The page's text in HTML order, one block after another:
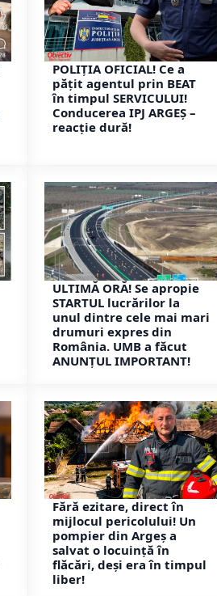
POLIȚIA OFICIAL! Ce a
pățit agentul prin BEAT
în timpul SERVICULUI!
Conducerea IPJ ARGEȘ –
reacție dură!
ULTIMĂ ORĂ! Se apropie
STARTUL lucrărilor la
unul dintre cele mai mari
drumuri expres din
România. UMB a făcut
ANUNȚUL IMPORTANT!
Fără ezitare, direct în
mijlocul pericolului! Un
pompier din Argeș a
salvat o locuință în
flăcări, deși era în timpul
liber!